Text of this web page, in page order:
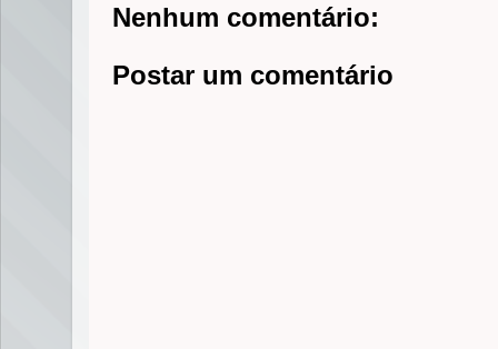
Nenhum comentário:
Postar um comentário